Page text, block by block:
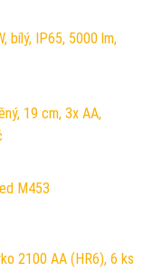
bílý, IP65, 5000 lm,
19 cm, 3x AA,
M453
2100 AA (HR6), 6 ks